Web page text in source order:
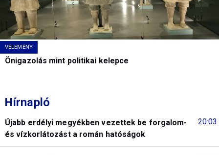
VÉLEMÉNY
Önigazolás mint politikai kelepce
Hírnapló
20:03
Újabb erdélyi megyékben vezettek be forgalom-
és vízkorlátozást a román hatóságok